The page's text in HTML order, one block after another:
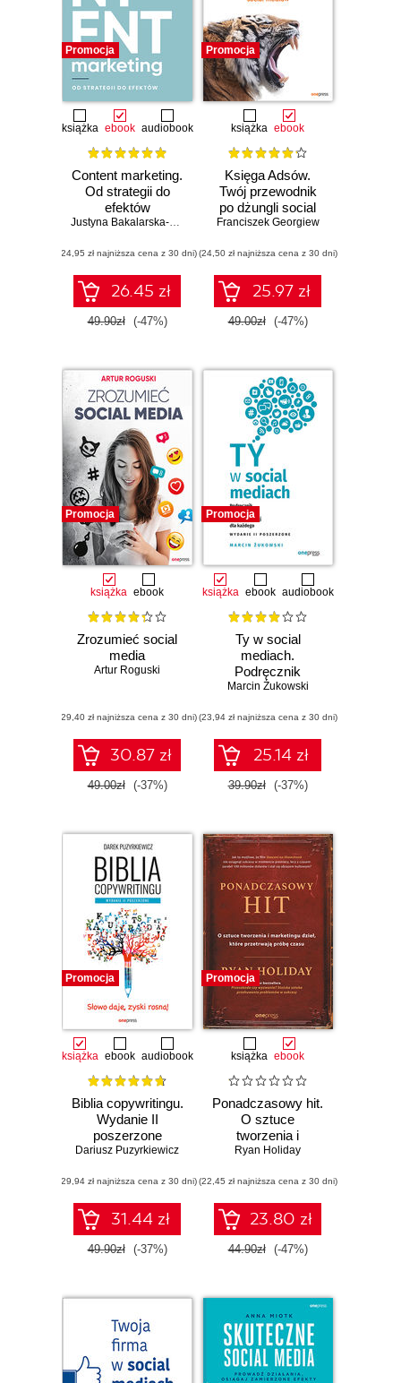
Promocja
książka ebook audiobook
Content marketing.
Od strategii do
efektów
Justyna Bakalarska-Stankiewicz
(24,95 zł najniższa cena z 30 dni)
26.45 zł
49.90zł (-47%)
Promocja
książka ebook
Księga Adsów.
Twój przewodnik
po dżungli social
mediów
Franciszek Georgiew
(24,50 zł najniższa cena z 30 dni)
25.97 zł
49.00zł (-47%)
Promocja
książka ebook
Zrozumieć social
media
Artur Roguski
(29,40 zł najniższa cena z 30 dni)
30.87 zł
49.00zł (-37%)
Promocja
książka ebook audiobook
Ty w social
mediach.
Podręcznik
budowania marki
każdego. Wydanie
II poszerzone
Marcin Żukowski
(23,94 zł najniższa cena z 30 dni)
25.14 zł
39.90zł (-37%)
Promocja
książka ebook audiobook
Biblia copywritingu.
Wydanie II
poszerzone
Dariusz Puzyrkiewicz
(29,94 zł najniższa cena z 30 dni)
31.44 zł
49.90zł (-37%)
Promocja
książka ebook
Ponadczasowy hit.
O sztuce
tworzenia i
marketingu dzieł,
próbę czasu
Ryan Holiday
(22,45 zł najniższa cena z 30 dni)
23.80 zł
44.90zł (-47%)